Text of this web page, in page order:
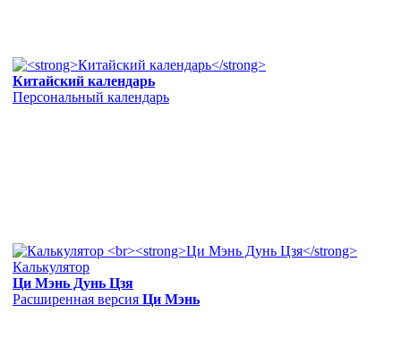
Китайский календарь
Персональный календарь
Калькулятор
Ци Мэнь Дунь Цзя
Расширенная версия Ци Мэнь